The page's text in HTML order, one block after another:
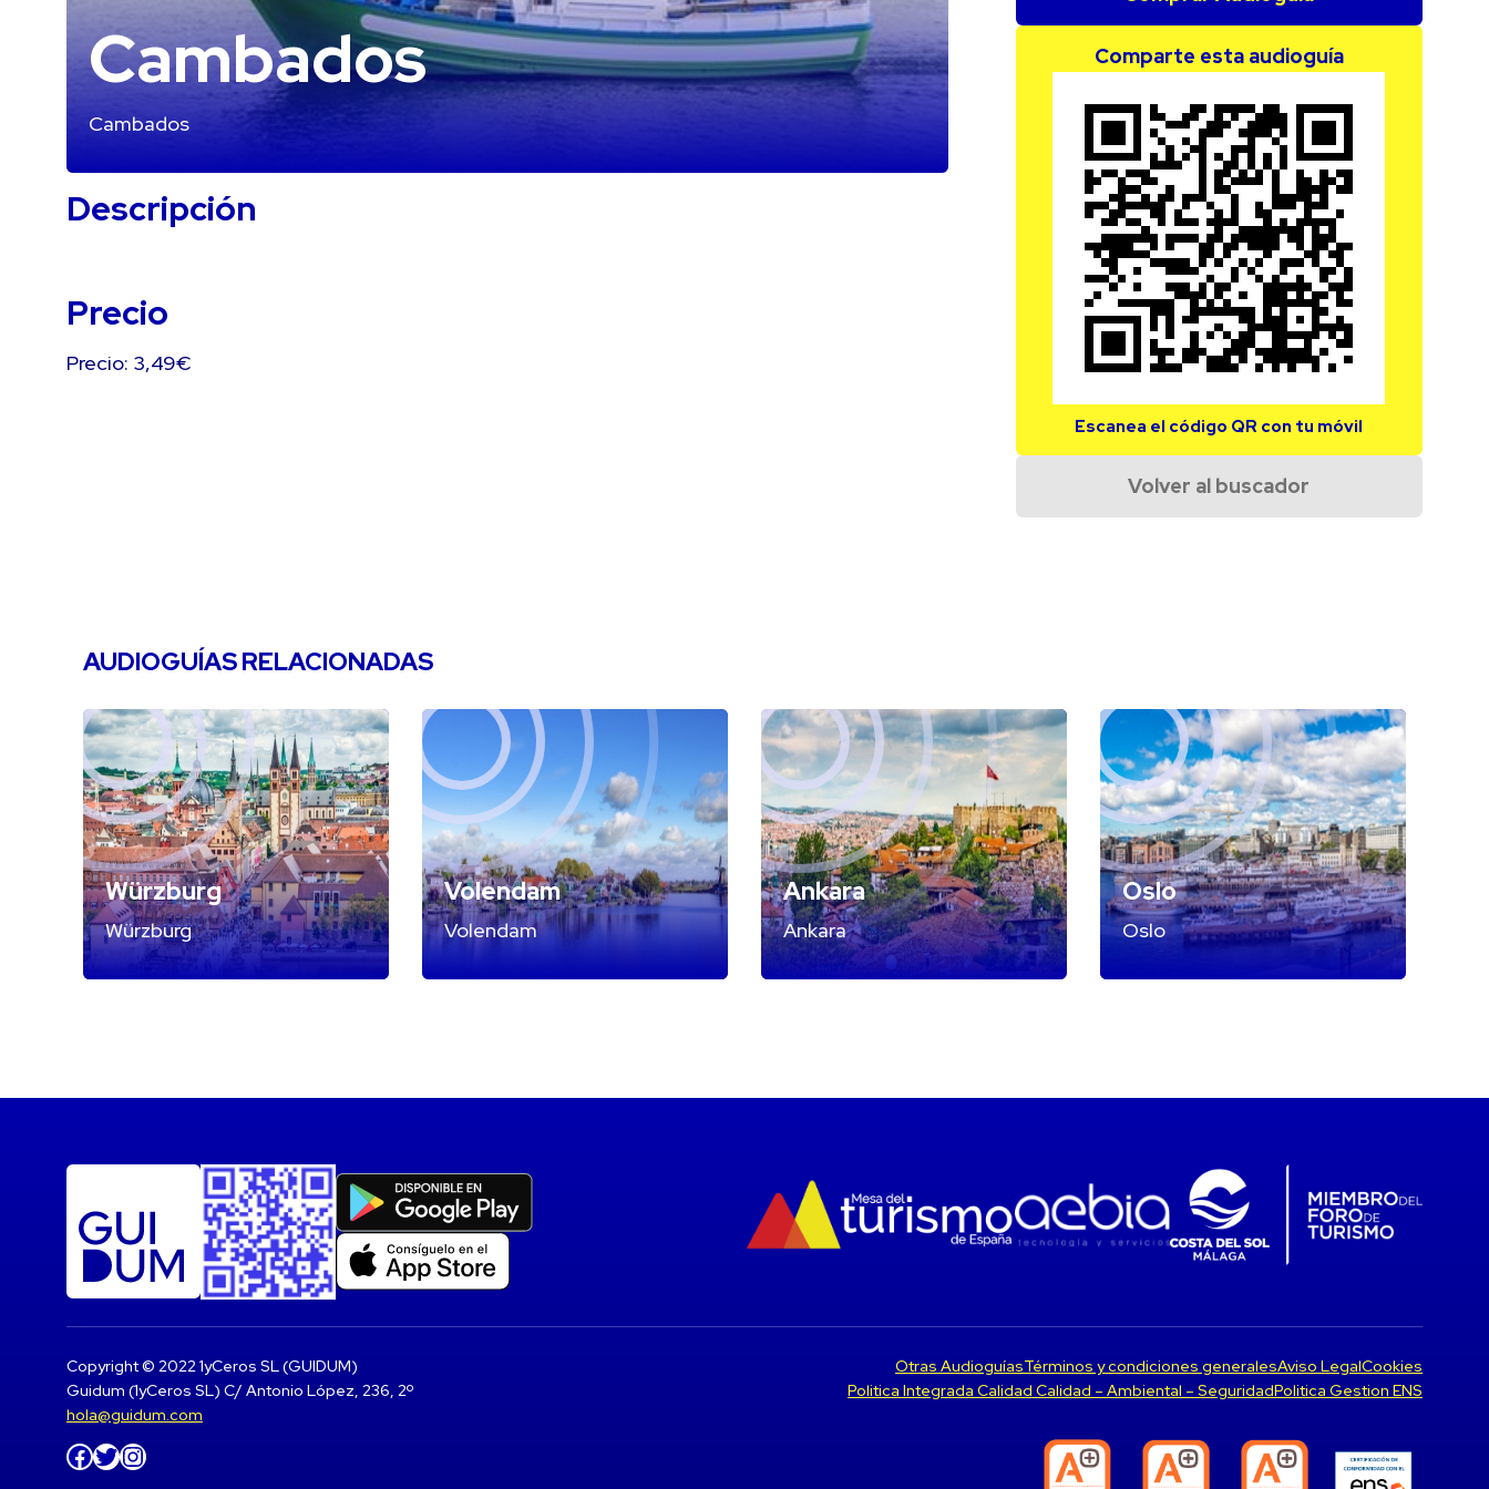
Cambados
Cambados
Descripción
Precio
Precio: 3,49€
Comparte esta audioguía
Escanea el código QR con tu móvil
Volver al buscador
AUDIOGUÍAS RELACIONADAS
Würzburg
Würzburg
Volendam
Volendam
Ankara
Ankara
Oslo
Oslo
Copyright © 2022 1yCeros SL (GUIDUM)
Guidum (1yCeros SL) C/ Antonio López, 236, 2º
hola@guidum.com
Facebook Twitter Instagram
Otras AudioguíasTérminos y condiciones generalesAviso LegalCookies
Politica Integrada Calidad Calidad – Ambiental – SeguridadPolitica Gestion ENS